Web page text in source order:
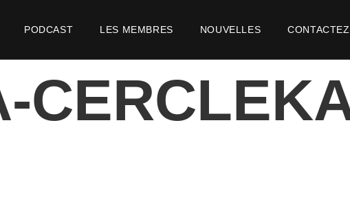
PODCAST LES MEMBRES NOUVELLES